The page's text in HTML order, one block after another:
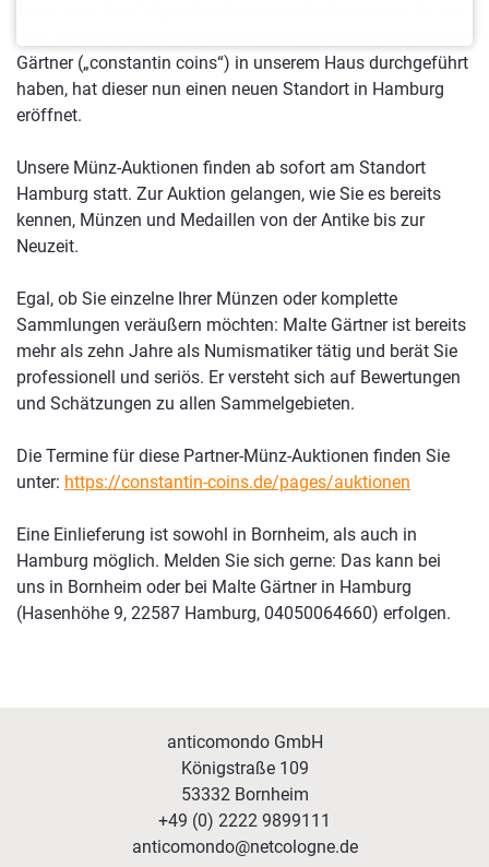
Gärtner („constantin coins“) in unserem Haus durchgeführt
haben, hat dieser nun einen neuen Standort in Hamburg
eröffnet.
Unsere Münz-Auktionen finden ab sofort am Standort
Hamburg statt. Zur Auktion gelangen, wie Sie es bereits
kennen, Münzen und Medaillen von der Antike bis zur
Neuzeit.
Egal, ob Sie einzelne Ihrer Münzen oder komplette
Sammlungen veräußern möchten: Malte Gärtner ist bereits
mehr als zehn Jahre als Numismatiker tätig und berät Sie
professionell und seriös. Er versteht sich auf Bewertungen
und Schätzungen zu allen Sammelgebieten.
Die Termine für diese Partner-Münz-Auktionen finden Sie
unter: https://constantin-coins.de/pages/auktionen
Eine Einlieferung ist sowohl in Bornheim, als auch in
Hamburg möglich. Melden Sie sich gerne: Das kann bei
uns in Bornheim oder bei Malte Gärtner in Hamburg
(Hasenhöhe 9, 22587 Hamburg, 04050064660) erfolgen.
anticomondo GmbH
Königstraße 109
53332 Bornheim
+49 (0) 2222 9899111
anticomondo@netcologne.de